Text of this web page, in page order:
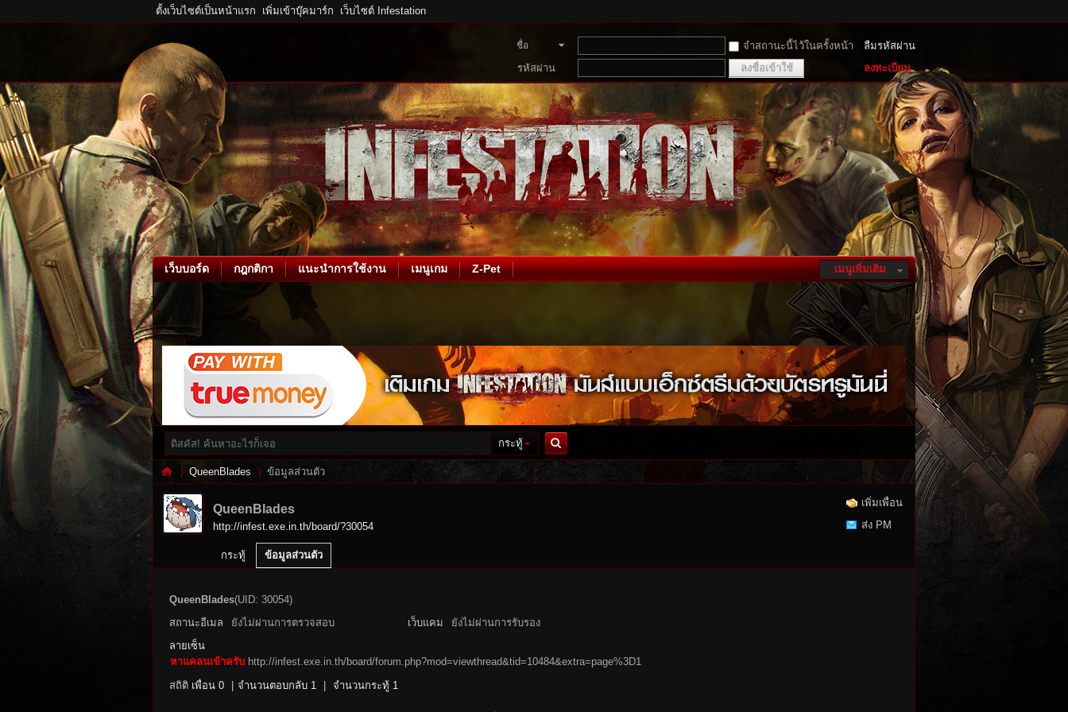
ตั้งเว็บไซต์เป็นหน้าแรก เพิ่มเข้าบุ๊คมาร์ก เว็บไซต์ Infestation
ชื่อ
สมาชิก
จำสถานะนี้ไว้ในครั้งหน้า
ลืมรหัสผ่าน
รหัสผ่าน
ลงชื่อเข้าใช้ ลงทะเบียน
เมนูเพิ่มเติม
เว็บบอร์ด กฎกติกา แนะนำการใช้งาน เมนูเกม Z-Pet
กระทู้
ค้นหา
es
QueenBlades ข้อมูลส่วนตัว
เพิ่มเพื่อน
ส่ง PM
QueenBlades
http://infest.exe.in.th/board/?30054
กระทู้ ข้อมูลส่วนตัว
QueenBlades(UID: 30054)
สถานะอีเมล
ยังไม่ผ่านการตรวจสอบ เว็บแคม
ยังไม่ผ่านการรับรอง
ลายเซ็น
หาแคลนเข้าครับ http://infest.exe.in.th/board/forum.php?mod=viewthread&tid=10484&extra=page%3D1
สถิติ เพื่อน 0 จำนวนตอบกลับ 1 จำนวนกระทู้ 1